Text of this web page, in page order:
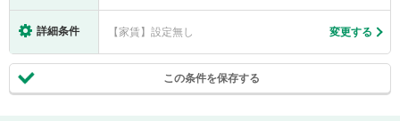
詳細条件 【家賃】設定無し 変更する
この条件を保存する